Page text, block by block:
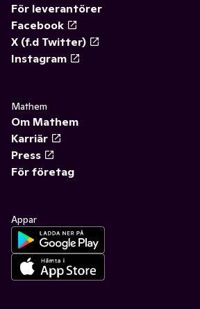
För leverantörer
Facebook
X (f.d Twitter)
Instagram
Mathem
Om Mathem
Karriär
Press
För företag
Appar